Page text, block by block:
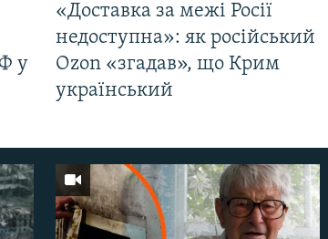
у
«Доставка за межі Росії
недоступна»: як російський
Ozon «згадав», що Крим
український